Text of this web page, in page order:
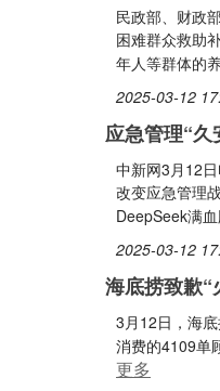
民政部、财政
困难群众救助
年人等群体的
2025-03-12
应急管理“
中新网3月12
改变应急管理
DeepSeek满
2025-03-12
海底捞致歉“
3月12日，海
消费的4109单
更多